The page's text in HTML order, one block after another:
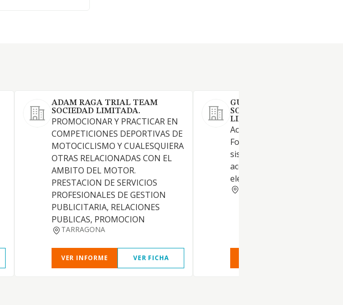
ADAM RAGA TRIAL TEAM
SOCIEDAD LIMITADA.
PROMOCIONAR Y PRACTICAR EN
COMPETICIONES DEPORTIVAS DE
MOTOCICLISMO Y CUALESQUIERA
OTRAS RELACIONADAS CON EL
AMBITO DEL MOTOR.
PRESTACION DE SERVICIOS
PROFESIONALES DE GESTION
PUBLICITARIA, RELACIONES
PUBLICAS, PROMOCION
TARRAGONA
VER INFORME VER FICHA
GUERRA
SOLUCIONES, SOCIEDAD
LIMITADA.
Actividades deportivas
Fontanería, instalación de
sistemas de calefacción y aire
acondicionado. Instalaciones
eléctricas